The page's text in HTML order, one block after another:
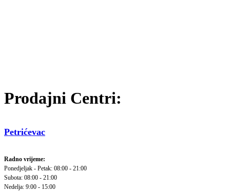
Prodajni Centri:
Petrićevac
Radno vrijeme:
Ponedjeljak - Petak: 08:00 - 21:00
Subota: 08:00 - 21:00
Nedelja: 9:00 - 15:00